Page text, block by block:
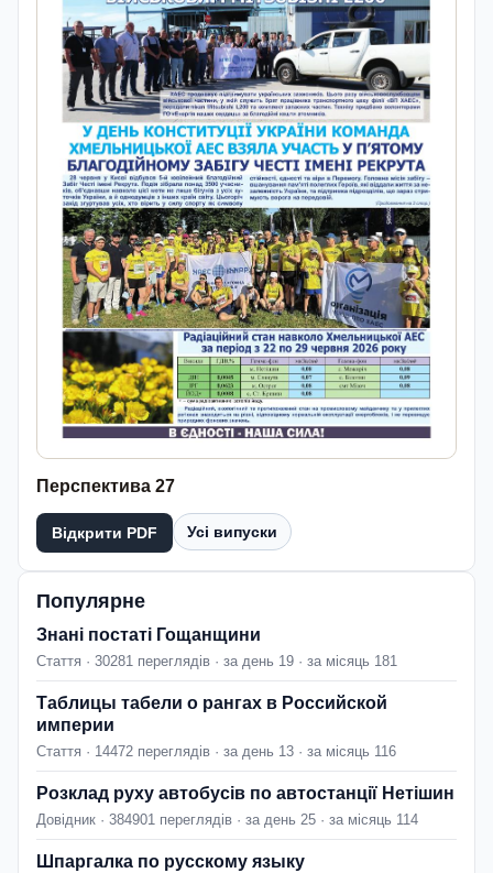
Перспектива 27
Відкрити PDF Усі випуски
Популярне
Знані постаті Гощанщини
Стаття · 30281 переглядів · за день 19 · за місяць 181
Таблицы табели о рангах в Российской
империи
Стаття · 14472 переглядів · за день 13 · за місяць 116
Розклад руху автобусів по автостанції Нетішин
Довідник · 384901 переглядів · за день 25 · за місяць 114
Шпаргалка по русскому языку